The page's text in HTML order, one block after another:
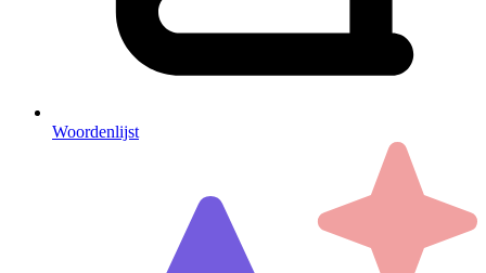
Woordenlijst